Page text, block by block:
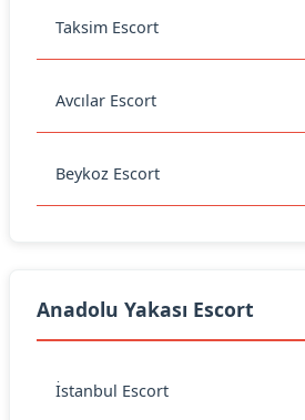
Taksim Escort
Avcılar Escort
Beykoz Escort
Anadolu Yakası Escort
İstanbul Escort